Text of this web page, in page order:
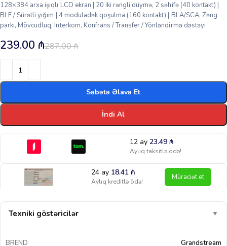
128×384 arxa işıqlı LCD ekran | 20 iki rəngli düymə, 2 səhifə (40 kontakt) |
BLF / Sürətli yığım | 4 moduladək qoşulma (160 kontakt) | BLA/SCA, Zəng
parkı, Mövcudluq, Interkom, Konfrans / Transfer / Yönləndirmə dəstəyi
287.00₼
239.00 ₼
Səbətə Əlavə Et
İndi Al
12 ay 23.49 ₼
Aylıq taksitlə ödə!
24 ay 18.41₼
Aylıq kreditlə ödə! Müraciət et
Texniki göstəricilər ▼
BREND Grandstream